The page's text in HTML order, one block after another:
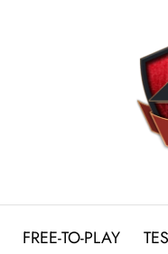
FREE-TO-PLAY